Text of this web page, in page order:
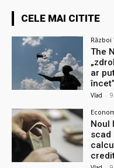
CELE MAI CITITE
Război
The
ar
încet”
Vlad -
Noul
scad